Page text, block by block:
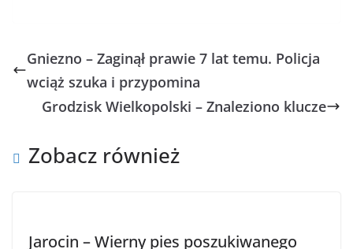
Gniezno – Zaginął prawie 7 lat temu. Policja
wciąż szuka i przypomina
Grodzisk Wielkopolski – Znaleziono klucze
Zobacz również
Jarocin – Wierny pies poszukiwanego